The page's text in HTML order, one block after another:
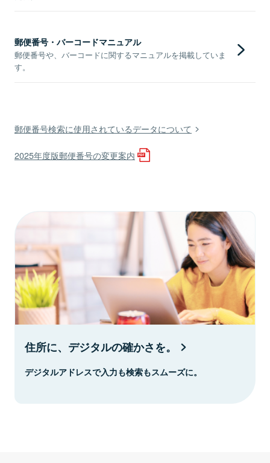
郵便番号・バーコードマニュアル
郵便番号や、バーコードに関するマニュアルを掲載していま
す。
郵便番号検索に使用されているデータについて
2025年度版郵便番号の変更案内
住所に、デジタルの確かさを。
デジタルアドレスで入力も検索もスムーズに。